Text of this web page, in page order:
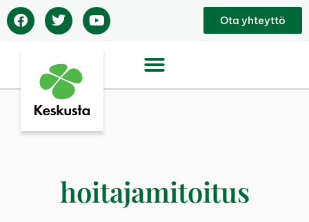
Ota yhteyttö
hoitajamitoitus